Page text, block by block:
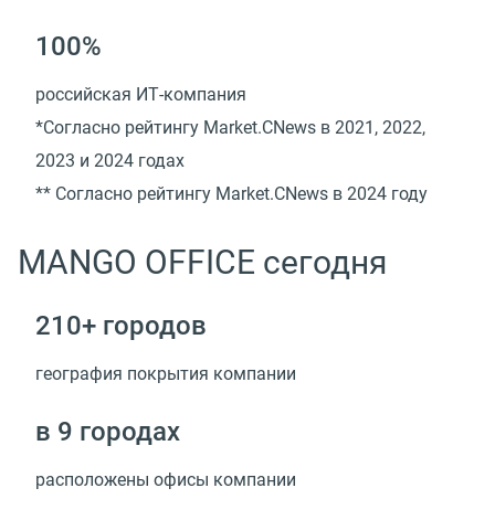
100%
российская ИТ-компания
*Cогласно рейтингу Market.CNews в 2021, 2022,
2023 и 2024 годах
** Cогласно рейтингу Market.CNews в 2024 году
MANGO OFFICE сегодня
210+ городов
география покрытия компании
в 9 городах
расположены офисы компании